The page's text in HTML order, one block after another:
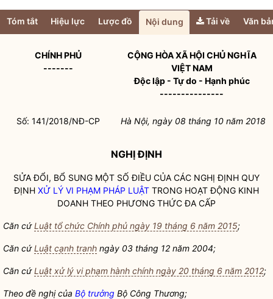
Tóm tắt Hiệu lực Lược đồ Nội dung Tải về Văn
CHÍNH PHỦ
-------
CỘNG HÒA XÃ HỘI CHỦ NGHĨA
VIỆT NAM
Độc lập - Tự do - Hạnh phúc
---------------
Số: 141/2018/NĐ-CP Hà Nội, ngày 08 tháng 10năm 2018
NGHỊ ĐỊNH
SỬA ĐỔI, BỔ SUNG MỘT SỐ ĐIỀU CỦA CÁC NGHỊ ĐỊNH QUY
ĐỊNH XỬ LÝ VI PHẠM PHÁP LUẬT TRONG HOẠT ĐỘNG KINH
DOANH THEO PHƯƠNG THỨC ĐA CẤP
Căn cứLuật tổ chức Chính phủ ngày 19 tháng 6 năm 2015;
Căn cứLuật cạnh tranh ngày 03 tháng 12 năm 2004;
Căn cứLuật xử lý vi phạm hành chính ngày 20 tháng 6 năm 2012;
Theo đề nghị của Bộ trưởng Bộ Công Thương;